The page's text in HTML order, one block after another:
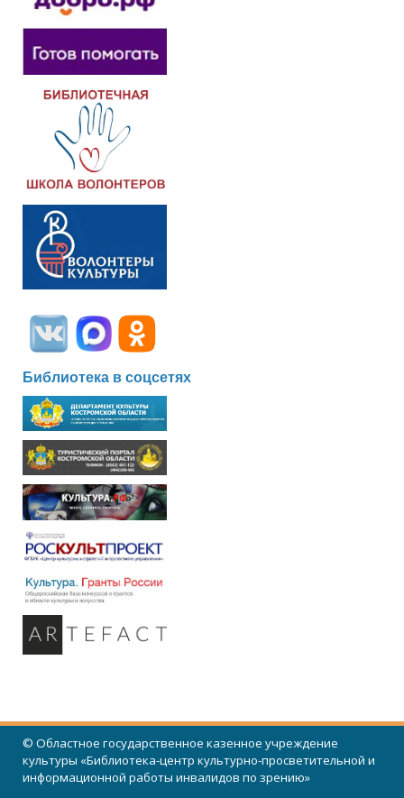
Библиотека в соцсетях
© Областное государственное казенное учреждение
культуры «Библиотека-центр культурно-просветительной и
информационной работы инвалидов по зрению»